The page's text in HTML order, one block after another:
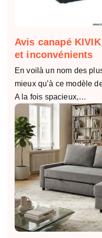
Avis canapé
et inconvénients
En voilà un nom des
mieux qu’à ce modèle
A la fois spacieux,…